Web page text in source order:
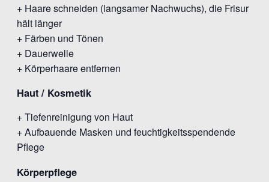
+ Haare schneiden (langsamer Nachwuchs), die Frisur
hält länger
+ Färben und Tönen
+ Dauerwelle
+ Körperhaare entfernen
Haut / Kosmetik
+ Tiefenreinigung von Haut
+ Aufbauende Masken und feuchtigkeitsspendende
Pflege
Körperpflege